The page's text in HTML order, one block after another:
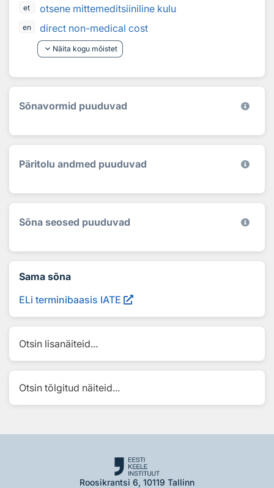
et otsene mittemeditsiiniline kulu
en
direct non-medical cost
keyboard_arrow_down Näita kogu mõistet
Sõnavormid puuduvad
Päritolu andmed puuduvad
Sõna seosed puuduvad
Sama sõna
ELi terminibaasis IATE
Otsin lisanäiteid...
Otsin tõlgitud näiteid...
Roosikrantsi 6, 10119 Tallinn